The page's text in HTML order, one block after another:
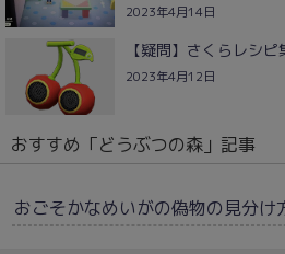
2023年4月14日
【疑問】さくらレシ
2023年4月12日
おすすめ「どうぶつの森」記事
おごそかなめいがの偽物の見分け